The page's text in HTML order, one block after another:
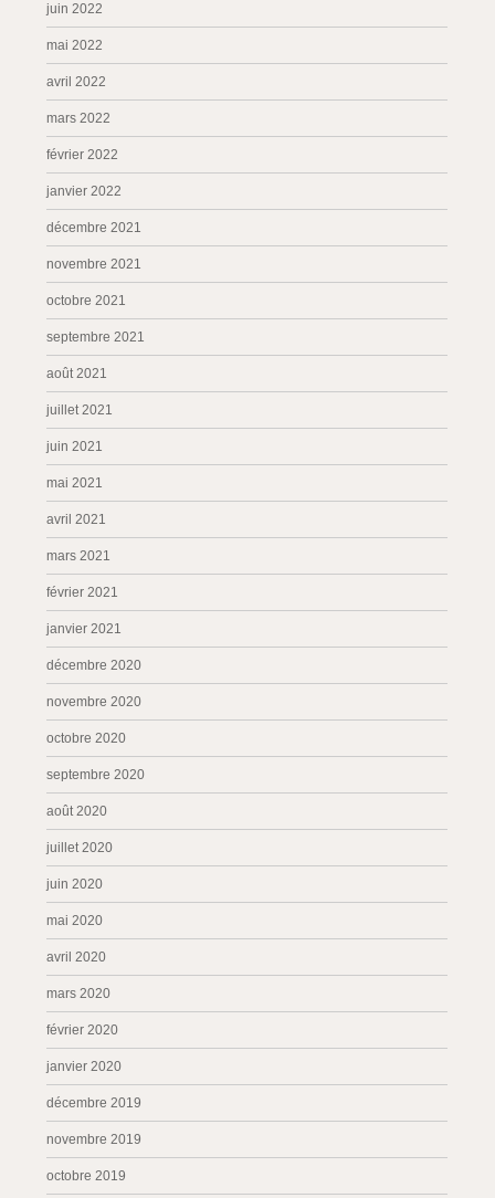
juin 2022
mai 2022
avril 2022
mars 2022
février 2022
janvier 2022
décembre 2021
novembre 2021
octobre 2021
septembre 2021
août 2021
juillet 2021
juin 2021
mai 2021
avril 2021
mars 2021
février 2021
janvier 2021
décembre 2020
novembre 2020
octobre 2020
septembre 2020
août 2020
juillet 2020
juin 2020
mai 2020
avril 2020
mars 2020
février 2020
janvier 2020
décembre 2019
novembre 2019
octobre 2019